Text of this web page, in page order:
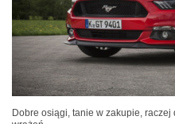
Dobre osiągi, tanie w zakupie,